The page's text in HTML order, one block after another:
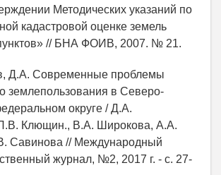
Методических указаний по
кадастровой оценке земель
// БНА ФОИВ, 2007. № 21.
Д.А. Современные проблемы
землепользования в Северо-
округе / Д.А.
Клющин., В.А. Широкова, А.А.
Савинова // Международный
журнал, №2, 2017 г. - с. 27-